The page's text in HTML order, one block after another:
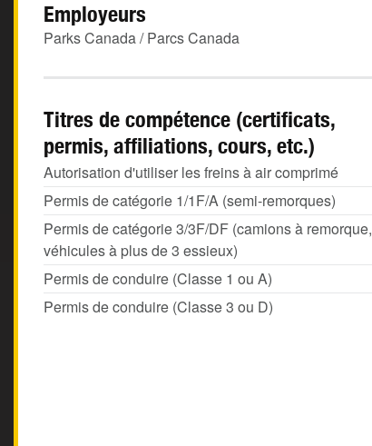
Employeurs
Parks Canada / Parcs Canada
Titres de compétence (certificats,
permis, affiliations, cours, etc.)
Autorisation d'utiliser les freins à air comprimé
Permis de catégorie 1/1F/A (semi-remorques)
Permis de catégorie 3/3F/DF (camions à remorque,
véhicules à plus de 3 essieux)
Permis de conduire (Classe 1 ou A)
Permis de conduire (Classe 3 ou D)